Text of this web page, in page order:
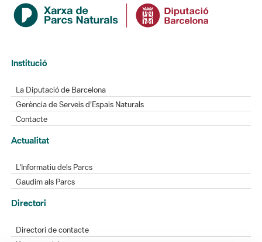
Institució
La Diputació de Barcelona
Gerència de Serveis d'Espais Naturals
Contacte
Actualitat
L'Informatiu dels Parcs
Gaudim als Parcs
Directori
Directori de contacte